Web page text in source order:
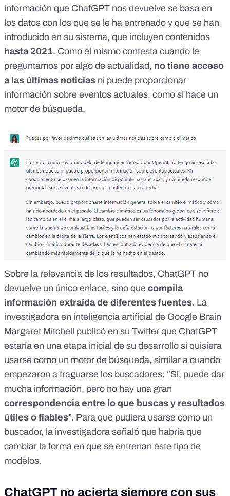
información que ChatGPT nos devuelve se basa en
los datos con los que se le ha entrenado y que se han
introducido en su sistema, que incluyen contenidos
hasta 2021. Como él mismo contesta cuando le
preguntamos por algo de actualidad, no tiene acceso
a las últimas noticias ni puede proporcionar
información sobre eventos actuales, como sí hace un
motor de búsqueda.
Sobre la relevancia de los resultados, ChatGPT no
devuelve un único enlace, sino que compila
información extraída de diferentes fuentes. La
investigadora en inteligencia artificial de Google Brain
Margaret Mitchell publicó en su Twitter que ChatGPT
estaría en una etapa inicial de su desarrollo si quisiera
usarse como un motor de búsqueda, similar a cuando
empezaron a fraguarse los buscadores: “Sí, puede dar
mucha información, pero no hay una gran
correspondencia entre lo que buscas y resultados
útiles o fiables”. Para que pudiera usarse como un
buscador, la investigadora señaló que habría que
cambiar la forma en que se entrenan este tipo de
modelos.
ChatGPT no acierta siempre con sus